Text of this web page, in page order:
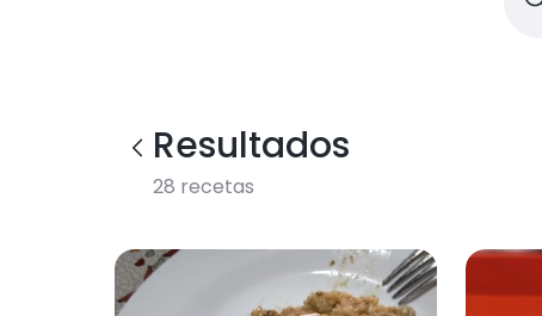
Resultados
28 recetas